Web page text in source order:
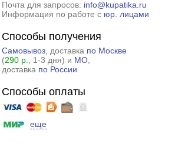
Почта для запросов: info@kupatika.ru
Информация по работе с юр. лицами
Способы получения
Самовывоз, доставка по Москве
(290 р. , 1-3 дня) и МО,
доставка по России
Способы оплаты
еще